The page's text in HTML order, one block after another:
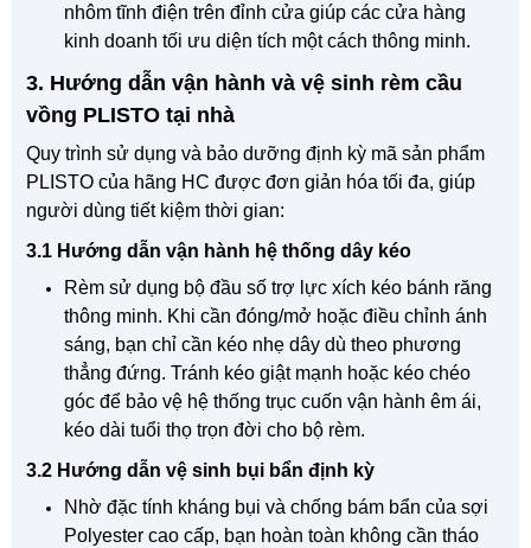
nhôm tĩnh điện trên đỉnh cửa giúp các cửa hàng
kinh doanh tối ưu diện tích một cách thông minh.
3. Hướng dẫn vận hành và vệ sinh rèm cầu
vồng PLISTO tại nhà
Quy trình sử dụng và bảo dưỡng định kỳ mã sản phẩm
PLISTO của hãng HC được đơn giản hóa tối đa, giúp
người dùng tiết kiệm thời gian:
3.1 Hướng dẫn vận hành hệ thống dây kéo
Rèm sử dụng bộ đầu số trợ lực xích kéo bánh răng
thông minh. Khi cần đóng/mở hoặc điều chỉnh ánh
sáng, bạn chỉ cần kéo nhẹ dây dù theo phương
thẳng đứng. Tránh kéo giật mạnh hoặc kéo chéo
góc để bảo vệ hệ thống trục cuốn vận hành êm ái,
kéo dài tuổi thọ trọn đời cho bộ rèm.
3.2 Hướng dẫn vệ sinh bụi bẩn định kỳ
Nhờ đặc tính kháng bụi và chống bám bẩn của sợi
Polyester cao cấp, bạn hoàn toàn không cần tháo